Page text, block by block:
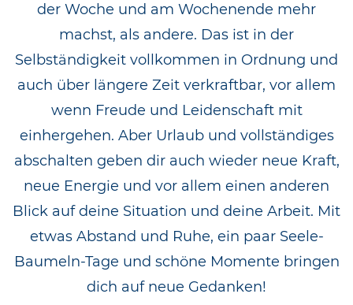
der Woche und am Wochenende mehr
machst, als andere. Das ist in der
Selbständigkeit vollkommen in Ordnung und
auch über längere Zeit verkraftbar, vor allem
wenn Freude und Leidenschaft mit
einhergehen. Aber Urlaub und vollständiges
abschalten geben dir auch wieder neue Kraft,
neue Energie und vor allem einen anderen
Blick auf deine Situation und deine Arbeit. Mit
etwas Abstand und Ruhe, ein paar Seele-
Baumeln-Tage und schöne Momente bringen
dich auf neue Gedanken!